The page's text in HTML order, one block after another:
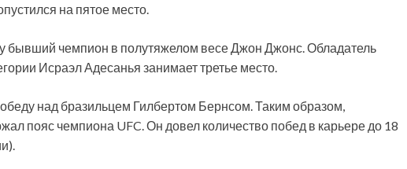
на пятое место.
бывший чемпион в полутяжелом весе Джон Джонс. Обладатель
Исраэл Адесанья занимает третье место.
над бразильцем Гилбертом Бернсом. Таким образом,
пояс чемпиона UFC. Он довел количество побед в карьере до 18